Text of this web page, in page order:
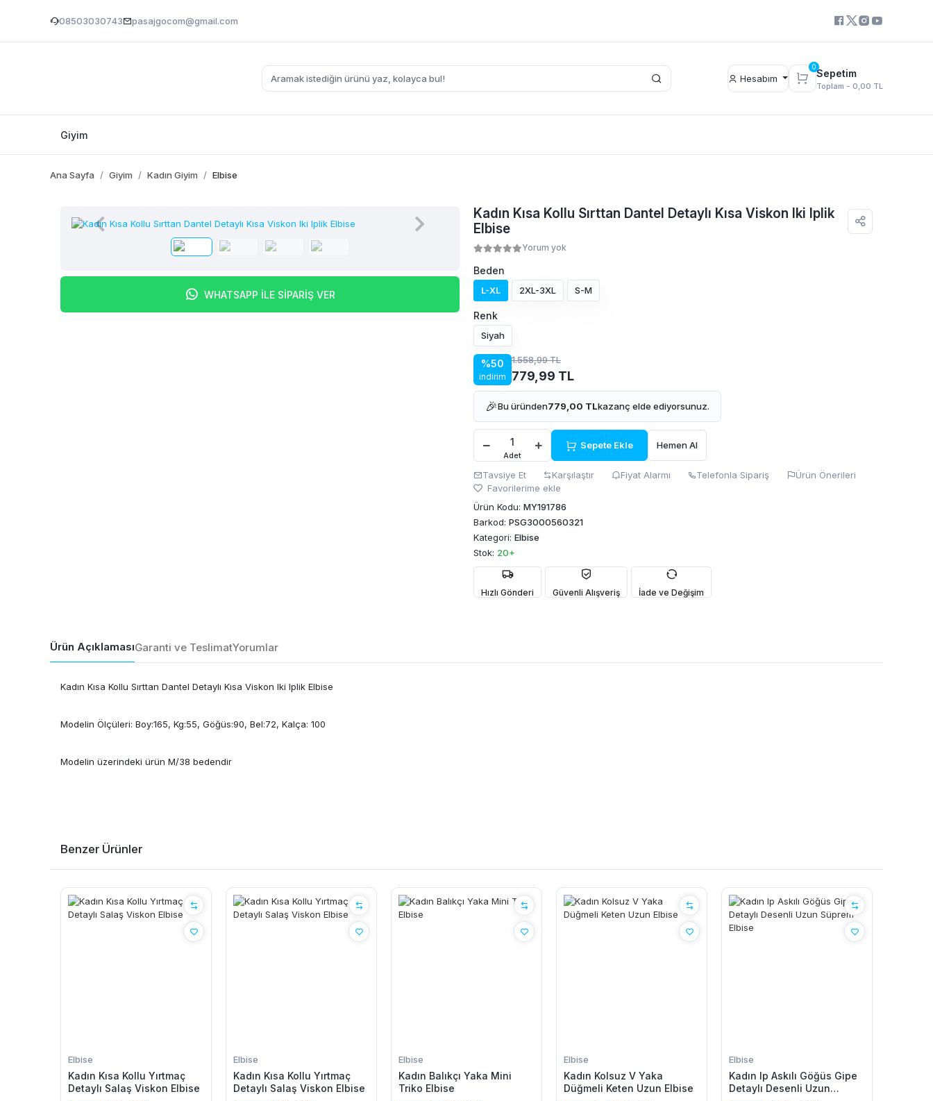
08503030743 pasajgocom@gmail.com
Hesabım
0
Sepetim
Toplam - 0,00 TL
Giyim
Ana Sayfa Giyim Kadın Giyim Elbise
WHATSAPP İLE SİPARİŞ VER
Kadın Kısa Kollu Sırttan Dantel Detaylı Kısa Viskon Iki Iplik
Elbise
Yorum yok
Beden
L-XL 2XL-3XL S-M
Renk
Siyah
%50
indirim
1.558,99 TL
779,99 TL
🎉Bu üründen779,00 TLkazanç elde ediyorsunuz.
Adet
Sepete Ekle Hemen Al
Tavsiye Et Karşılaştır Fiyat Alarmı Telefonla Sipariş
Ürün Önerileri
Favorilerime ekle
Ürün Kodu: MY191786
Barkod: PSG3000560321
Kategori: Elbise
Stok: 20+
Hızlı Gönderi Güvenli Alışveriş İade ve Değişim
Ürün AçıklamasıGaranti ve TeslimatYorumlar
Kadın Kısa Kollu Sırttan Dantel Detaylı Kısa Viskon Iki Iplik Elbise
Modelin Ölçüleri: Boy:165, Kg:55, Göğüs:90, Bel:72, Kalça: 100
Modelin üzerindeki ürün M/38 bedendir
Benzer Ürünler
Elbise
Kadın Kısa Kollu Yırtmaç
Detaylı Salaş Viskon Elbise
Elbise
Kadın Kısa Kollu Yırtmaç
Detaylı Salaş Viskon Elbise
Elbise
Kadın Balıkçı Yaka Mini
Triko Elbise
Elbise
Kadın Kolsuz V Yaka
Düğmeli Keten Uzun Elbise
Elbise
Kadın Ip Askılı Göğüs Gipe
Detaylı Desenli Uzun